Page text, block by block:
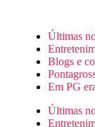
Últimas
Blogs e
Em PG
Últimas